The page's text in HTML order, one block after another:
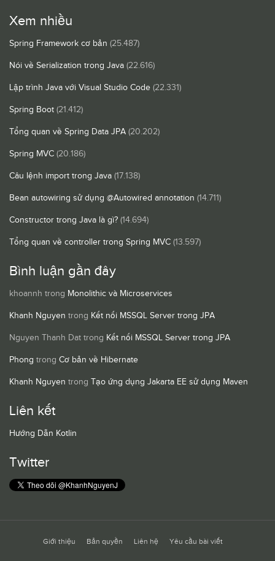
Xem nhiều
Spring Framework cơ bản (25.487)
Nói về Serialization trong Java (22.616)
Lập trình Java với Visual Studio Code (22.331)
Spring Boot (21.412)
Tổng quan về Spring Data JPA (20.202)
Spring MVC (20.186)
Câu lệnh import trong Java (17.138)
Bean autowiring sử dụng @Autowired annotation (14.711)
Constructor trong Java là gì? (14.694)
Tổng quan về controller trong Spring MVC (13.597)
Bình luận gần đây
khoannh trong Monolithic và Microservices
Khanh Nguyen trong Kết nối MSSQL Server trong JPA
Nguyen Thanh Dat trong Kết nối MSSQL Server trong JPA
Phong trong Cơ bản về Hibernate
Khanh Nguyen trong Tạo ứng dụng Jakarta EE sử dụng Maven
Liên kết
Hướng Dẫn Kotlin
Twitter
Giới thiệu Bản quyền Liên hệ Yêu cầu bài viết